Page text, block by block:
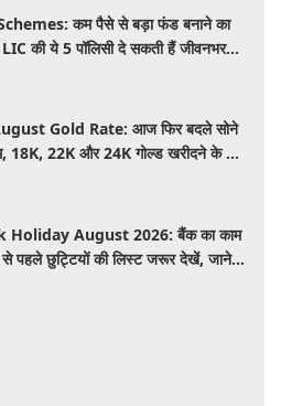
कम पैसे से बड़ा फंड बनाने का
LIC की ये 5 पॉलिसी दे सकती हैं जीवनभर
Gold Rate: आज फिर बदले सोने
18K, 22K और 24K गोल्ड खरीदने के लिए
Holiday August 2026: बैंक का काम
से पहले छुट्टियों की लिस्ट जरूर देखें, जाने